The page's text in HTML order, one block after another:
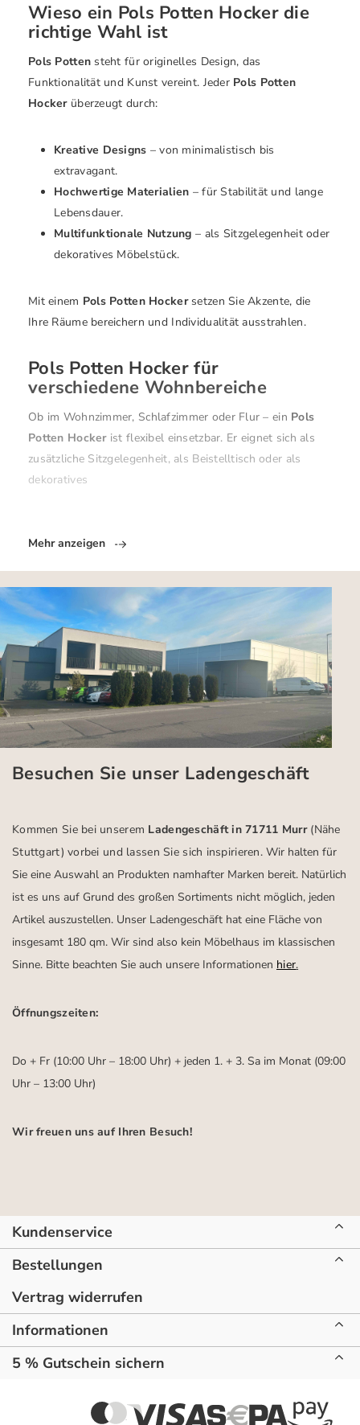
Wieso ein Pols Potten Hocker die
richtige Wahl ist
Pols Potten steht für originelles Design, das
Funktionalität und Kunst vereint. Jeder Pols Potten
Hockerüberzeugt durch:
Kreative Designs – von minimalistisch bis
extravagant.
Hochwertige Materialien – für Stabilität und lange
Lebensdauer.
Multifunktionale Nutzung – als Sitzgelegenheit oder
dekoratives Möbelstück.
Mit einem Pols Potten Hockersetzen Sie Akzente, die
Ihre Räume bereichern und Individualität ausstrahlen.
Pols Potten Hocker für
verschiedene Wohnbereiche
Ob im Wohnzimmer, Schlafzimmer oder Flur – ein Pols
Potten Hockerist flexibel einsetzbar. Er eignet sich als
zusätzliche Sitzgelegenheit, als Beistelltisch oder als
dekoratives
Mehr anzeigen
Besuchen Sie unser Ladengeschäft
Kommen Sie bei unserem Ladengeschäft in 71711 Murr (Nähe
Stuttgart) vorbei und lassen Sie sich inspirieren.Wir halten für
Sie eine Auswahl an Produkten namhafter Marken bereit. Natürlich
ist es uns auf Grund des großen Sortiments nicht möglich, jeden
Artikel auszustellen. Unser Ladengeschäft hat eine Fläche von
insgesamt 180 qm. Wir sind also kein Möbelhaus im klassischen
Sinne. Bitte beachten Sie auch unsere Informationen hier.
Öffnungszeiten:
Do + Fr (10:00 Uhr – 18:00 Uhr) + jeden 1. + 3. Sa im Monat (09:00
Uhr – 13:00 Uhr)
Wir freuen uns auf Ihren Besuch!
Kundenservice
Bestellungen
Vertrag widerrufen
Informationen
5 % Gutschein sichern